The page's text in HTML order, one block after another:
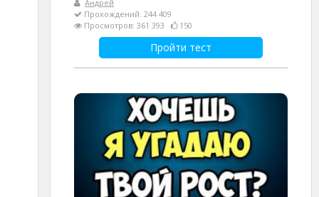
Андрей
Прохождений: 244 409
Просмотров: 361 393
150
Пройти тест